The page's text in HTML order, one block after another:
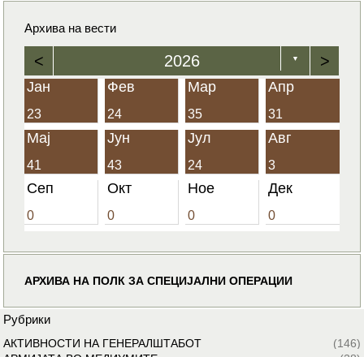
Архива на вести
< 2026 ▼ >
Јан
23
Фев
24
Мар
35
Апр
31
Мај
41
Јун
43
Јул
24
Авг
3
Сеп
0
Окт
0
Ное
0
Дек
0
АРХИВА НА ПОЛК ЗА СПЕЦИЈАЛНИ ОПЕРАЦИИ
Рубрики
АКТИВНОСТИ НА ГЕНЕРАЛШТАБОТ
(146)